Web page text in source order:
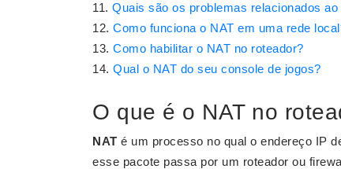
Quais são os problemas relacionados ao
Como funciona o NAT em uma rede
Como habilitar o NAT no roteador?
Qual o NAT do seu console de jogos?
O que é o NAT no
NAT é um processo no qual o endereço IP
esse pacote passa por um roteador ou